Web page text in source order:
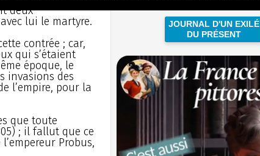
deux
lui le martyre.
contrée ; car,
qui s’étaient
époque, le
invasions des
l’empire, pour la
que toute
; il fallut que ce
Probus,
JOURNAL D'UN EXILÉ
DU PRÉSENT